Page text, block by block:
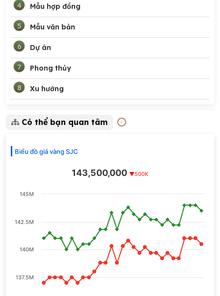
4 Mẫu hợp đồng
5 Mẫu văn bản
6 Dự án
7 Phong thủy
8 Xu hướng
Có thể bạn quan tâm
Biểu đồ giá vàng SJC
143,500,000 ▼500K
140M
137.5M
142.5M
145M